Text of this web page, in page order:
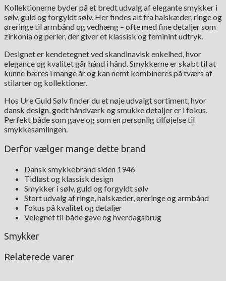
Kollektionerne byder på et bredt udvalg af elegante smykker i
sølv, guld og forgyldt sølv. Her findes alt fra halskæder, ringe og
øreringe til armbånd og vedhæng – ofte med fine detaljer som
zirkonia og perler, der giver et klassisk og feminint udtryk.
Designet er kendetegnet ved skandinavisk enkelhed, hvor
elegance og kvalitet går hånd i hånd. Smykkerne er skabt til at
kunne bæres i mange år og kan nemt kombineres på tværs af
stilarter og kollektioner.
Hos Ure Guld Sølv finder du et nøje udvalgt sortiment, hvor
dansk design, godt håndværk og smukke detaljer er i fokus.
Perfekt både som gave og som en personlig tilføjelse til
smykkesamlingen.
Derfor vælger mange dette brand
Dansk smykkebrand siden 1946
Tidløst og klassisk design
Smykker i sølv, guld og forgyldt sølv
Stort udvalg af ringe, halskæder, øreringe og armbånd
Fokus på kvalitet og detaljer
Velegnet til både gave og hverdagsbrug
Smykker
Relaterede varer